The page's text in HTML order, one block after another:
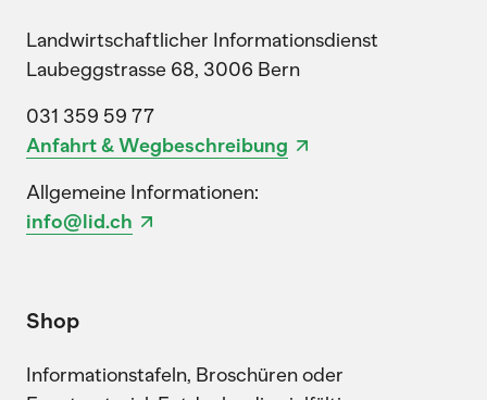
Landwirtschaftlicher Informationsdienst
Laubeggstrasse 68, 3006 Bern
031 359 59 77
Anfahrt & Wegbeschreibung
Allgemeine Informationen:
info@lid.ch
Shop
Informationstafeln, Broschüren oder